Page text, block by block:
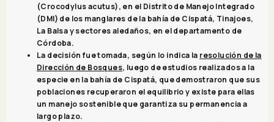
(Crocodylus acutus), en el Distrito de Manejo Integrado
(DMI) de los manglares de la bahía de Cispatá, Tinajoes,
La Balsa y sectores aledaños, en el departamento de
Córdoba.
La decisión fue tomada, según lo indica la resolución de la
Dirección de Bosques, luego de estudios realizados a la
especie en la bahía de Cispatá, que demostraron que sus
poblaciones recuperaron el equilibrio y existe para ellas
un manejo sostenible que garantiza su permanencia a
largo plazo.